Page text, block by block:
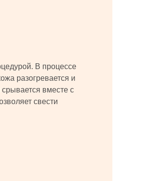
В процессе
разогревается и
вместе с
свести